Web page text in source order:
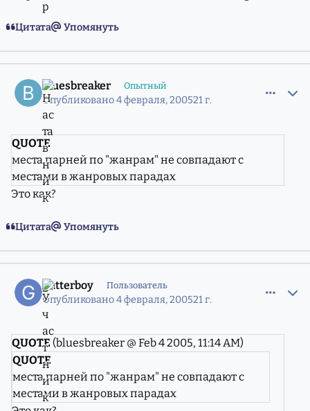
Цитата Упомянуть
bluesbreaker Опытный
Опубликовано4 февраля, 200521 г.
QUOTE
места парней по "жанрам" не совпадают с
местами в жанровых парадах
Это как?
Цитата Упомянуть
gutterboy Пользователь
Опубликовано4 февраля, 200521 г.
QUOTE (bluesbreaker @ Feb 4 2005, 11:14 AM)
QUOTE
места парней по "жанрам" не совпадают с
местами в жанровых парадах